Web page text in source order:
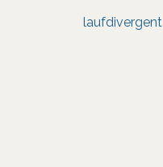
laufdivergent